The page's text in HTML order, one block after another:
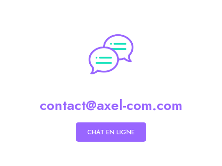
contact@axel-com.com
CHAT EN LIGNE